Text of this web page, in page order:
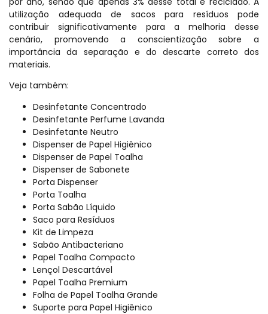
utilização adequada de sacos para resíduos pode
contribuir significativamente para a melhoria desse
cenário, promovendo a conscientização sobre a
importância da separação e do descarte correto dos
materiais.
Veja também:
Desinfetante Concentrado
Desinfetante Perfume Lavanda
Desinfetante Neutro
Dispenser de Papel Higiênico
Dispenser de Papel Toalha
Dispenser de Sabonete
Porta Dispenser
Porta Toalha
Porta Sabão Líquido
Saco para Resíduos
Kit de Limpeza
Sabão Antibacteriano
Papel Toalha Compacto
Lençol Descartável
Papel Toalha Premium
Folha de Papel Toalha Grande
Suporte para Papel Higiênico